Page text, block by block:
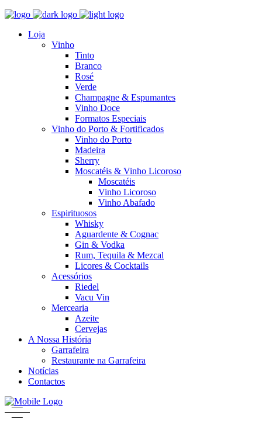
Loja
Vinho
Tinto
Branco
Rosé
Verde
Champagne & Espumantes
Vinho Doce
Formatos Especiais
Vinho do Porto & Fortificados
Vinho do Porto
Madeira
Sherry
Moscatéis & Vinho Licoroso
Moscatéis
Vinho Licoroso
Vinho Abafado
Espirituosos
Whisky
Aguardente & Cognac
Gin & Vodka
Rum, Tequila & Mezcal
Licores & Cocktails
Acessórios
Riedel
Vacu Vin
Mercearia
Azeite
Cervejas
A Nossa História
Garrafeira
Restaurante na Garrafeira
Notícias
Contactos